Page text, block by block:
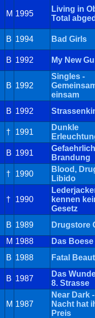
M 1995
Living in
Total
B 1994
Bad Girls
B 1992 My New
B 1992
Singles -
einsam
B 1992
† 1991
Dunkle
B 1991
Brandung
† 1990
Blood,
Libido
† 1990
kennen
Gesetz
B 1989
Drugstore
M 1988
Das Boese
B 1988
Fatal
B 1987
Das
8. Strasse
M 1987
Near Dark
Nacht hat
Preis